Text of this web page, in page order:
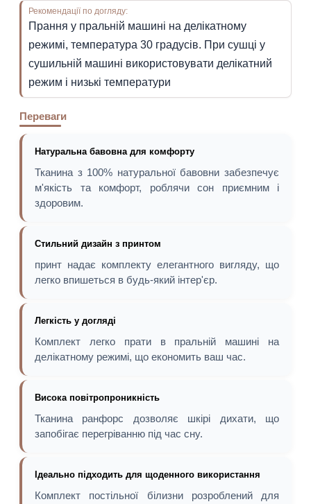
Рекомендації по догляду:
Прання у пральній машині на делікатному
режимі, температура 30 градусів. При сушці у
сушильній машині використовувати делікатний
режим і низькі температури
Переваги
Натуральна бавовна для комфорту
Тканина з 100% натуральної бавовни забезпечує
м'якість та комфорт, роблячи сон приємним і
здоровим.
Стильний дизайн з принтом
принт надає комплекту елегантного вигляду, що
легко впишеться в будь-який інтер'єр.
Легкість у догляді
Комплект легко прати в пральній машині на
делікатному режимі, що економить ваш час.
Висока повітропроникність
Тканина ранфорс дозволяє шкірі дихати, що
запобігає перегріванню під час сну.
Ідеально підходить для щоденного використання
Комплект постільної білизни розроблений для